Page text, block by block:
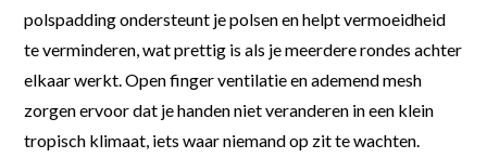
polspadding ondersteunt je polsen en helpt vermoeidheid
te verminderen, wat prettig is als je meerdere rondes achter
elkaar werkt. Open finger ventilatie en ademend mesh
zorgen ervoor dat je handen niet veranderen in een klein
tropisch klimaat, iets waar niemand op zit te wachten.